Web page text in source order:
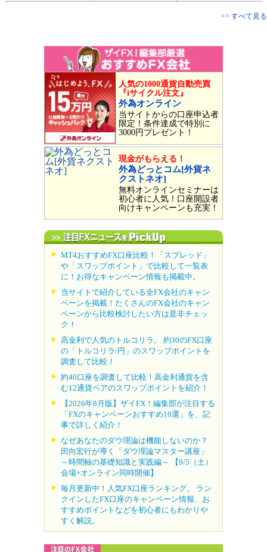
>> すべて見る
人気の1000通貨自動売買
『iサイクル注文』
外為オンライン
当サイトからの口座申込者
限定！条件達成で特別に
3000円プレゼント！
現金がもらえる！
外為どっとコム[外貨ネ
クストネオ]
無料オンラインセミナーは
初心者に人気！口座開設者
向けキャンペーンも充実！
MT4おすすめFX口座比較！「スプレッド」
や「スワップポイント」で比較して一覧表
に！お得なキャンペーン情報も掲載中。
当サイトで紹介している全FX会社のキャン
ペーンを掲載！たくさんのFX会社のキャン
ペーンから比較検討したい方は是非チェッ
ク！
高金利で人気のトルコリラ。 約30のFX口座
の「トルコリラ/円」のスワップポイントを
調査して比較！
約40口座を調査して比較！高金利通貨を含
む12通貨ペアのスワップポイントを紹介！
【2026年8月版】ザイFX！編集部が注目する
「FXのキャンペーンおすすめ10選」を、記
事で詳しく紹介！
なぜあなたのダウ理論は機能しないのか？
田向宏行が導く「ダウ理論マスター講座」
～時間軸の基礎知識と実践編～ 【9/5（土）
会場+オンライン同時開催】
毎月更新中！人気FX口座ランキング。 ラン
クインしたFX口座のキャンペーン情報、お
すすめポイントなどを初心者にもわかりや
すく解説。